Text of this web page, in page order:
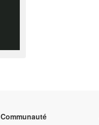
Communauté